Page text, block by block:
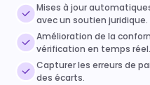
Mises à jour
avec un soutien juridique.
Amélioration de la
vérification en temps réel.
Capturer les erreurs de
des écarts.